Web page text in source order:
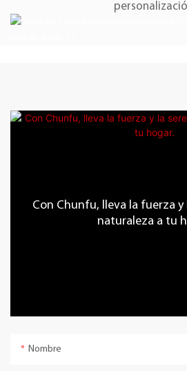
Con Chunfu, lleva la fuerza y
naturaleza a tu
Nombre